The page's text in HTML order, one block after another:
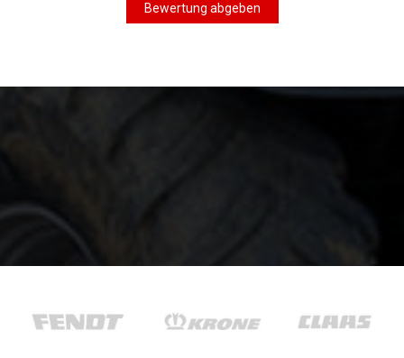
Bewertung abgeben